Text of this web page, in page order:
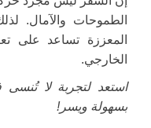
الطموحات والآمال.
المعززة تساعد على
الخارجي.
استعد لتجربة لا
بسهولة ويسر!